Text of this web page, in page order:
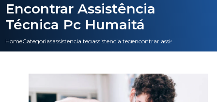
HomeCategoriasassistencia tecnicaassistencia tecnica para impressora
encontrar assistencia tecnica
Encontrar Assistência
Técnica Pc Humaitá